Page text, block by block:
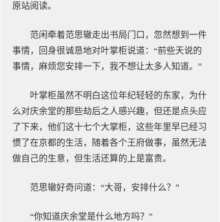
原站阅读。
范闲牵着范思辙走出书局门口，忽然想到一件
事情，回身很诚恳地对叶掌柜说道：“前些天说的
事情，麻烦您安排一下，我不想让太多人知道。”
叶掌柜虽然不明白这位年纪轻轻的东家，为什
么对庆余堂的那些劫后之人感兴趣，但还是点头应
了下来，他们这十七个大掌柜，这些年里早已经习
惯了在京都的生活，随着各个王府做事，虽然无法
做自己的生意，但生活还算的上是富贵。
范思辙好奇问道：“大哥，安排什么？”
“你知道庆余堂是什么地方吗？”